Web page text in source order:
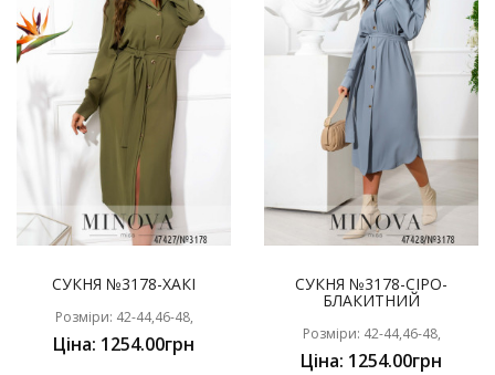
СУКНЯ №3178-ХАКІ
Розміри: 42-44,46-48,
Ціна: 1254.00грн
СУКНЯ №3178-СІРО-
БЛАКИТНИЙ
Розміри: 42-44,46-48,
Ціна: 1254.00грн